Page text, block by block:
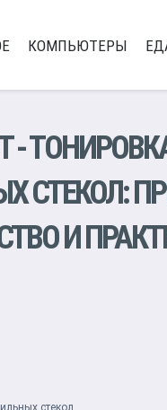
КОМПЬЮТЕРЫ
-
СТЕКОЛ:
И
стекол